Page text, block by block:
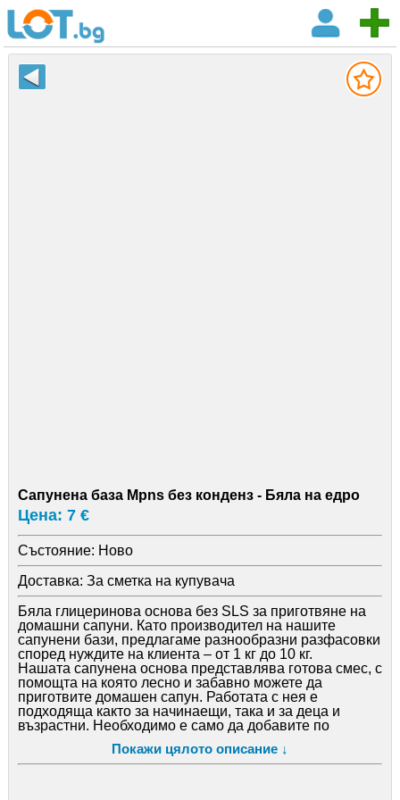
Сапунена база Mpns без конденз - Бяла на едро
Цена: 7 €
Състояние: Ново
Доставка: За сметка на купувача
Бяла глицеринова основа без SLS за приготвяне на
домашни сапуни. Като производител на нашите
сапунени бази, предлагаме разнообразни разфасовки
според нуждите на клиента – от 1 кг до 10 кг.
Нашата сапунена основа представлява готова смес, с
помощта на която лесно и забавно можете да
приготвите домашен сапун. Работата с нея е
подходяща както за начинаещи, така и за деца и
възрастни. Необходимо е само да добавите по
излеете сместа във формички. Само след няколко
минути ще можете да се насладите на красиви и
Покажи цялото описание ↓